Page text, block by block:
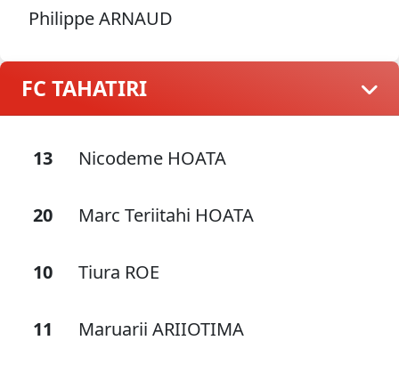
Philippe ARNAUD
FC TAHATIRI
13 Nicodeme HOATA
20 Marc Teriitahi HOATA
10 Tiura ROE
11 Maruarii ARIIOTIMA